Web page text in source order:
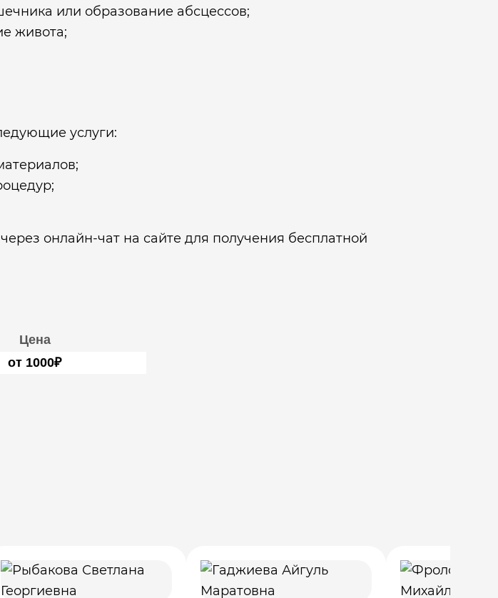
или образование абсцессов;
живота;
услуги:
онлайн-чат на сайте для получения бесплатной
Цена
от 1000₽